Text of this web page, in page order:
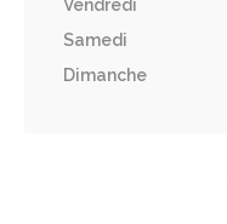
Vendredi
Samedi
Dimanche